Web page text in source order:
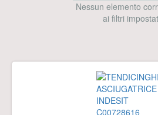
Nessun elemento
ai filtri